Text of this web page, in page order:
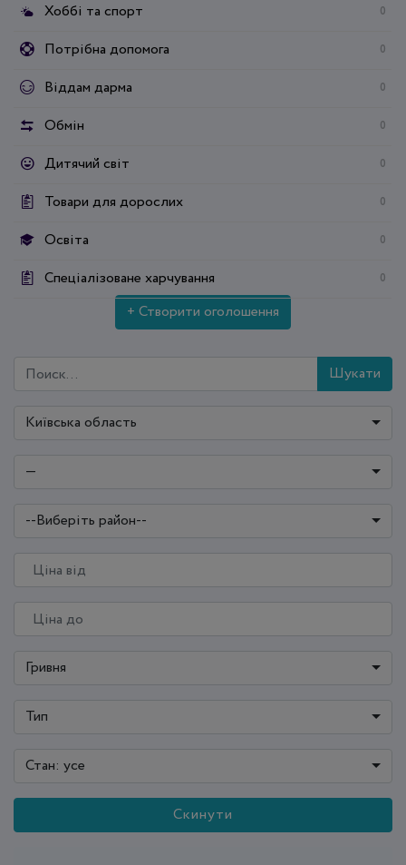
Хоббі та спорт 0
Потрібна допомога 0
Віддам дарма 0
Обмін 0
Дитячий світ 0
Товари для дорослих 0
Освіта 0
Спеціалізоване харчування 0
+ Створити оголошення
Шукати
Київська область
—
--Виберіть район--
Гривня
Тип
Стан: усе
Скинути